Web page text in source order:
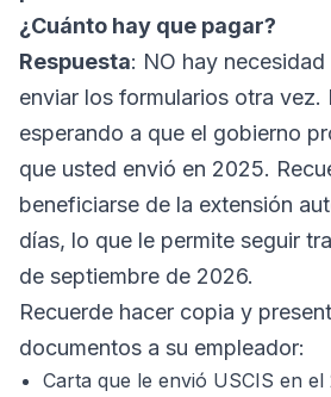
¿Cuánto hay que pagar?
Respuesta: NO hay
enviar los formularios otra vez.
esperando a que el gobierno
que usted envió en 2025.
beneficiarse de la extensión
días, lo que le permite seguir
de septiembre de 2026.
Recuerde hacer copia y
documentos a su empleador:
Carta que le envió USCIS en